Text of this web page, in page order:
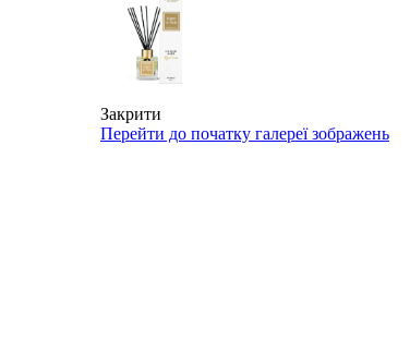
Закрити
Перейти до початку галереї зображень